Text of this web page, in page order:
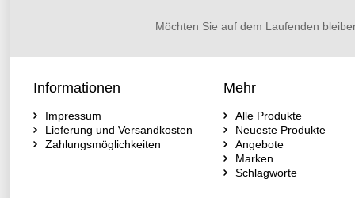
Möchten Sie auf dem Laufenden
Informationen
Impressum
Lieferung und Versandkosten
Zahlungsmöglichkeiten
Mehr
Alle Produkte
Neueste Produkte
Angebote
Marken
Schlagworte